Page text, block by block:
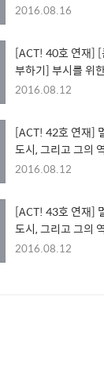
2016.08.16
[ACT! 40호 연재] [
부하기] 부시를 위
2016.08.12
[ACT! 42호 연재]
도시, 그리고 그의
2016.08.12
[ACT! 43호 연재]
도시, 그리고 그의
2016.08.12